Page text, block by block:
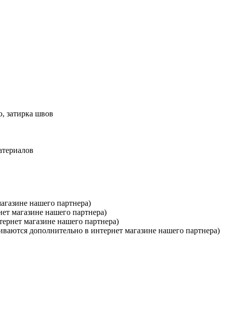
затирка швов
нашего партнера)
магазине нашего партнера)
магазине нашего партнера)
дополнительно в интернет магазине нашего партнера)